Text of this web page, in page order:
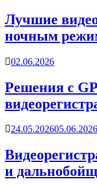
Лучшие
ночным
02.06.2026
Решения с
24.05.202605.06.2026
и